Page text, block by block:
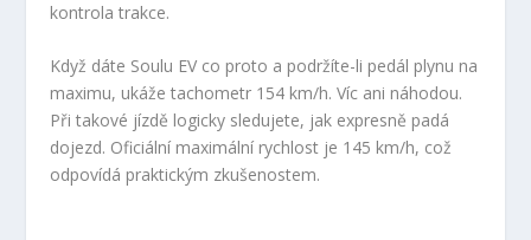
kontrola trakce.
Když dáte Soulu EV co proto a podržíte-li pedál plynu na
maximu, ukáže tachometr 154 km/h. Víc ani náhodou.
Při takové jízdě logicky sledujete, jak expresně padá
dojezd. Oficiální maximální rychlost je 145 km/h, což
odpovídá praktickým zkušenostem.